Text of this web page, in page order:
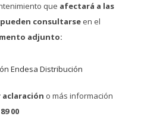
que afectará a las
consultarse en el
adjunto:
Endesa Distribución
o más información
00